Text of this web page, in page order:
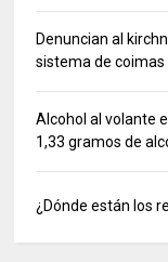
Denuncian al
sistema de coimas
Alcohol al volante
1,33 gramos de
¿Dónde están los